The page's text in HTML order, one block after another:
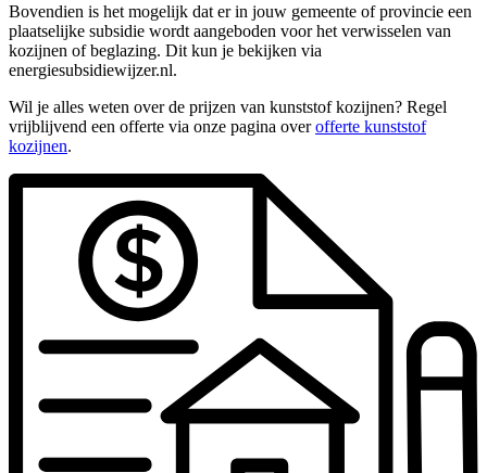
Bovendien is het mogelijk dat er in jouw gemeente of provincie een
plaatselijke subsidie wordt aangeboden voor het verwisselen van
kozijnen of beglazing. Dit kun je bekijken via
energiesubsidiewijzer.nl.
Wil je alles weten over de prijzen van kunststof kozijnen? Regel
vrijblijvend een offerte via onze pagina overofferte kunststof
kozijnen.